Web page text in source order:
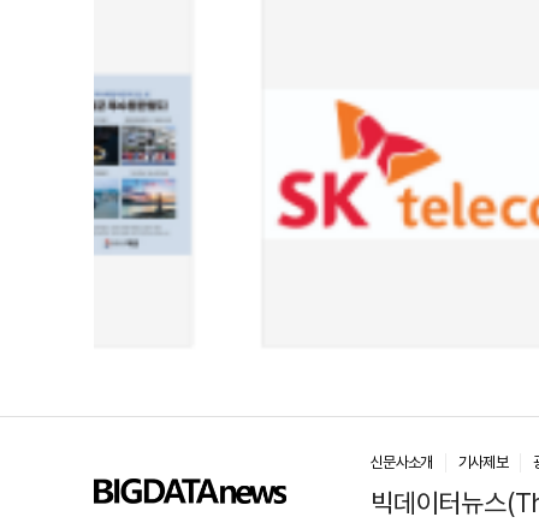
신문사소개 기사제보
빅데이터뉴스